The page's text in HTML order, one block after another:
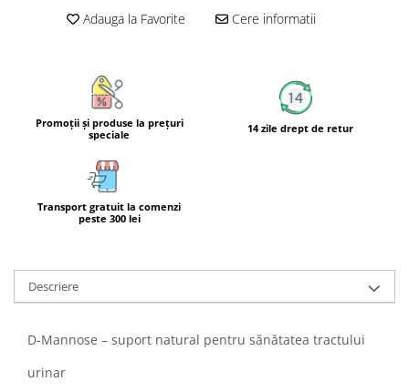
Adauga la Favorite Cere informatii
Promoţii şi produse la preţuri
speciale
14 zile drept de retur
Transport gratuit la comenzi
peste 300 lei
Descriere
D-Mannose – suport natural pentru sănătatea tractului
urinar